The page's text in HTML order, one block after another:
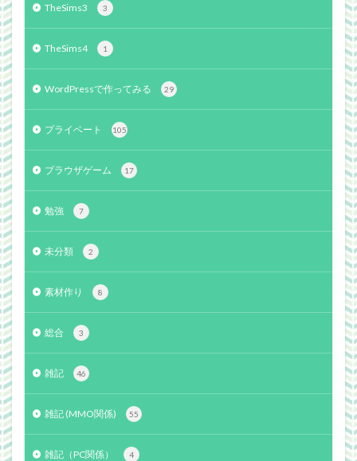
TheSims3 3
TheSims4 1
WordPressで作ってみる 29
プライベート 105
ブラウザゲーム 17
勉強 7
未分類 2
素材作り 8
総合 3
雑記 46
雑記 (MMO関係) 55
雑記（PC関係） 4